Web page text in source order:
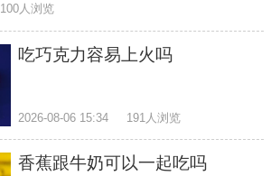
100人浏览
吃巧克力容易上火吗
2026-08-06 15:34 191人浏览
香蕉跟牛奶可以一起吃吗